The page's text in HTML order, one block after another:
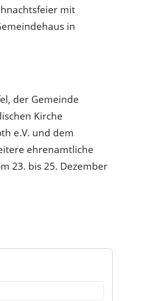
mit
in
der Gemeinde
Kirche
e.V. und dem
ehrenamtliche
23. bis 25. Dezember